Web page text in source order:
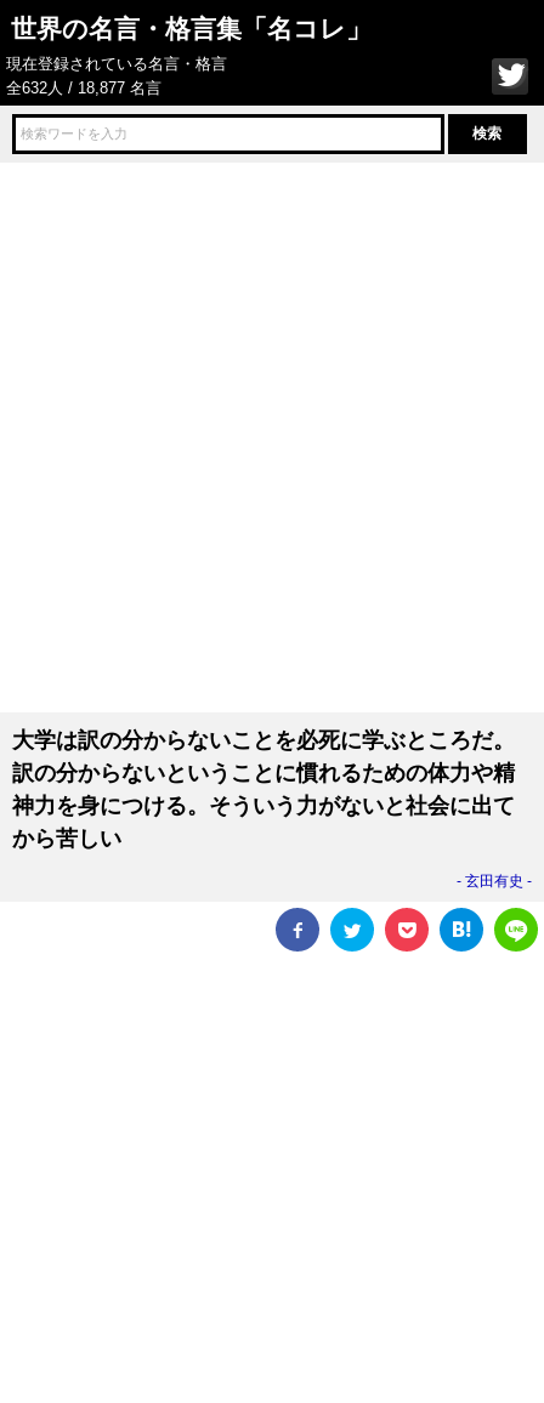
世界の名言・格言集「名コレ」
現在登録されている名言・格言
全632人 / 18,877 名言
大学は訳の分からないことを必死に学ぶところだ。
訳の分からないということに慣れるための体力や精
神力を身につける。そういう力がないと社会に出て
から苦しい
玄田有史